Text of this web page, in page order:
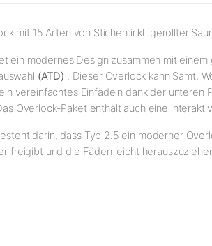
mit 15 Arten von Stichen inkl. gerollter
ein modernes Design zusammen mit
(ATD) . Dieser Overlock kann Samt,
Einfädeln dank der unteren
Overlock-Paket enthält auch eine
darin, dass Typ 2.5 ein moderner
freigibt und die Fäden leicht